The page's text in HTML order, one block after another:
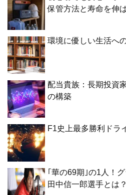
保管方法と寿命を伸
環境に優しい生活へ
配当貴族：長期投資
の構築
F1史上最多勝利ドラ
｢華の69期｣の1人！
田中信一郎選手とは？